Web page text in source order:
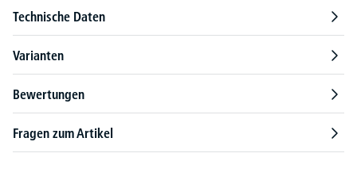
Technische Daten
Varianten
Bewertungen
Fragen zum Artikel